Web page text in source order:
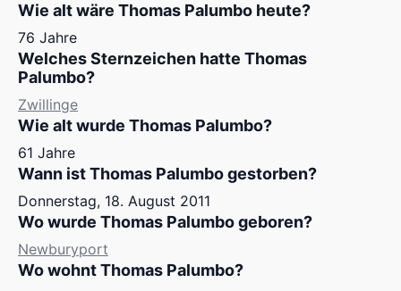
Wie alt wäre Thomas Palumbo heute?
76 Jahre
Welches Sternzeichen hatte Thomas
Palumbo?
Zwillinge
Wie alt wurde Thomas Palumbo?
61 Jahre
Wann ist Thomas Palumbo gestorben?
Donnerstag, 18. August 2011
Wo wurde Thomas Palumbo geboren?
Newburyport
Wo wohnt Thomas Palumbo?